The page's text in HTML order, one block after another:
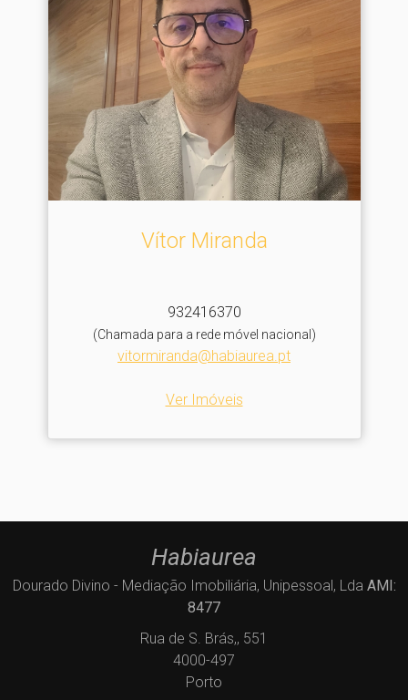
Vítor Miranda
932416370
(Chamada para a rede móvel nacional)
vitormiranda@habiaurea.pt
Ver Imóveis
Habiaurea
Dourado Divino - Mediação Imobiliária, Unipessoal, Lda AMI:
8477
Rua de S. Brás,, 551
4000-497
Porto